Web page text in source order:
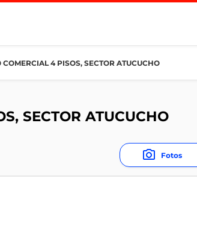
4 PISOS, SECTOR ATUCUCHO
SECTOR ATUCUCHO
Fotos